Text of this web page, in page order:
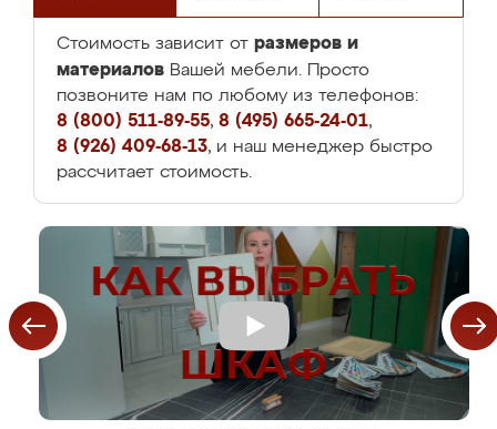
Стоимость зависит от размеров и
материалов Вашей мебели. Просто
позвоните нам по любому из телефонов:
8 (800) 511-89-55, 8 (495) 665-24-01,
8 (926) 409-68-13, и наш менеджер быстро
рассчитает стоимость.